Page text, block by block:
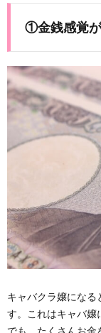
①金銭感覚
キャバクラ嬢になる
す。これはキャバ嬢
でも、たくさんお金